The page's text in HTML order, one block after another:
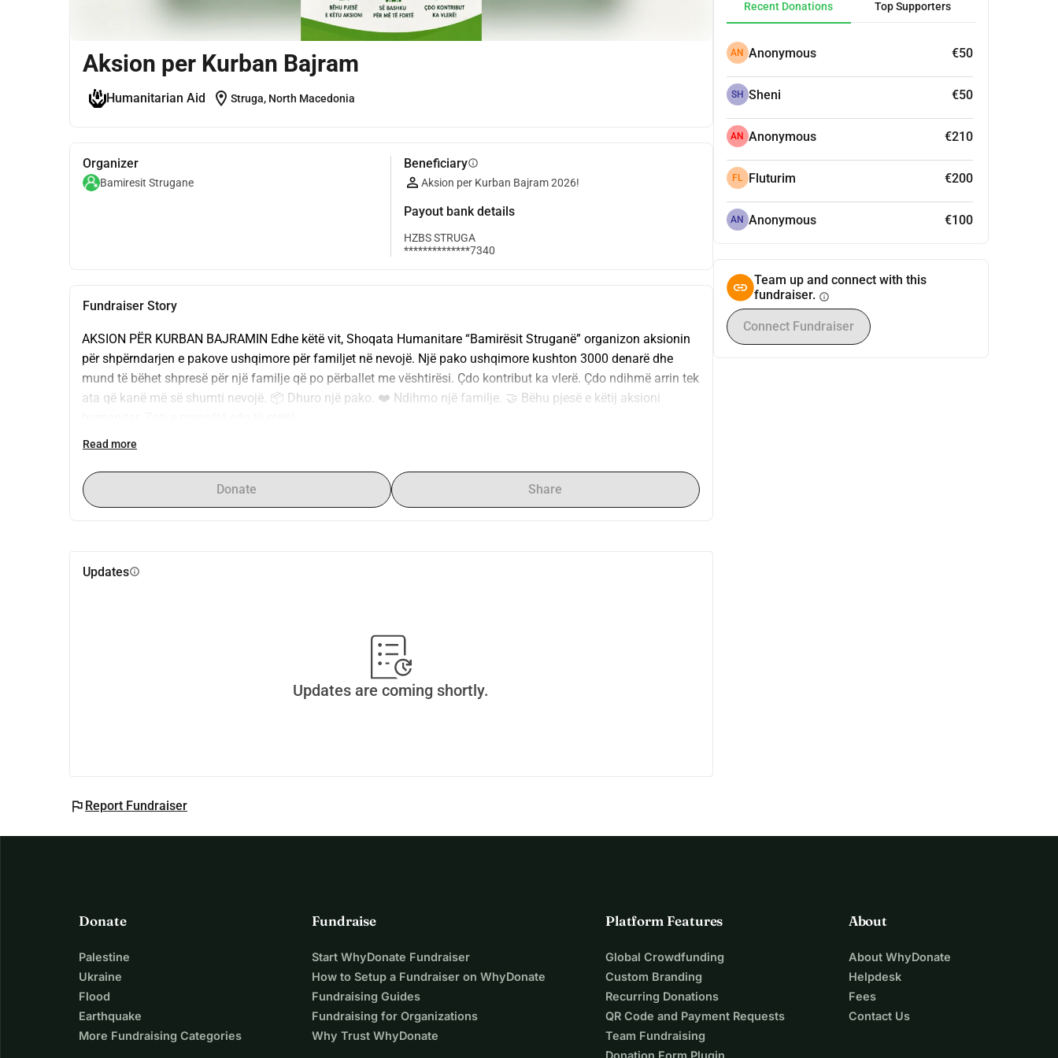
Aksion per Kurban Bajram
Humanitarian Aid location_on Struga, North Macedonia
Organizer
Bamiresit Strugane
Beneficiaryinfo
Aksion per Kurban Bajram 2026!
Payout bank details
HZBS STRUGA
**************7340
Fundraiser Story
AKSION PËR KURBAN BAJRAMIN Edhe këtë vit, Shoqata Humanitare “Bamirësit Struganë” organizon aksionin
për shpërndarjen e pakove ushqimore për familjet në nevojë. Një pako ushqimore kushton 3000 denarë dhe
mund të bëhet shpresë për një familje që po përballet me vështirësi. Çdo kontribut ka vlerë. Çdo ndihmë arrin tek
ata që kanë më së shumti nevojë. 📦 Dhuro një pako. ❤️ Ndihmo një familje. 🤝 Bëhu pjesë e këtij aksioni
Read more
Donate Share
Updatesinfo
Updates are coming shortly.
flag Report Fundraiser
Recent Donations Top Supporters
AN Anonymous €50
SH Sheni €50
AN Anonymous €210
FL Fluturim €200
AN Anonymous €100
Team up and connect with this
fundraiser. info
Connect Fundraiser
Donate
Palestine
Ukraine
Flood
Earthquake
More Fundraising Categories
Fundraise
Start WhyDonate Fundraiser
How to Setup a Fundraiser on WhyDonate
Fundraising Guides
Fundraising for Organizations
Why Trust WhyDonate
Platform Features
Global Crowdfunding
Custom Branding
Recurring Donations
QR Code and Payment Requests
Team Fundraising
About
About WhyDonate
Helpdesk
Fees
Contact Us